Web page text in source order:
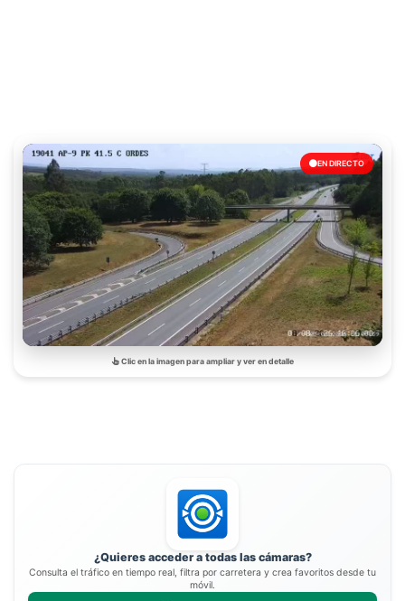
EN DIRECTO
Clic en la imagen para ampliar y ver en detalle
¿Quieres acceder a todas las cámaras?
Consulta el tráfico en tiempo real, filtra por carretera y crea favoritos desde tu
móvil.